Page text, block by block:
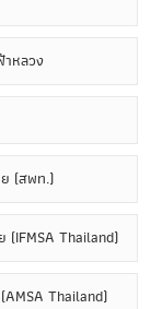
หลวง
(สพท.)
Thailand)
Thailand)